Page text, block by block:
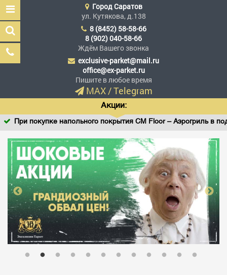
Эксклюзив Паркет
Мы сделали эксклюзив
доступным
ГЛАВНАЯ
АССОРТИМЕНТ
В НАЛИЧИИ
ГородСаратов
ул. Кутякова, д.138
8 (8452) 58-58-66
8 (902) 040-58-66
Ждём Вашего звонка
exclusive-parket@mail.ru
office@ex-parket.ru
Пишите в любое время
MAX/Telegram
Акции:
При покупке напольного покрытия CM Floor – Аэрогриль в